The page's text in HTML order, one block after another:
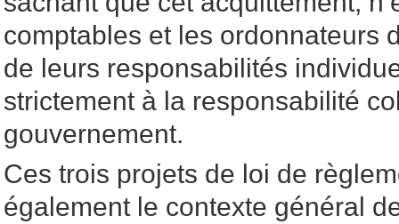
comptables et les ordonnateurs
de leurs responsabilités
strictement à la responsabilité
gouvernement.
Ces trois projets de loi de
également le contexte général